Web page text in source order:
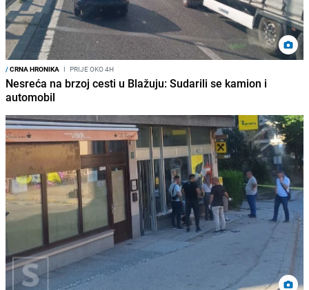
/CRNA HRONIKA I PRIJE OKO 4H
Nesreća na brzoj cesti u Blažuju: Sudarili se kamion i
automobil